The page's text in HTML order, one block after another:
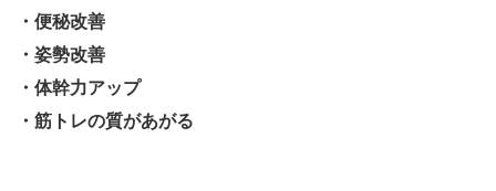
・便秘改善
・姿勢改善
・体幹力アップ
・筋トレの質があがる